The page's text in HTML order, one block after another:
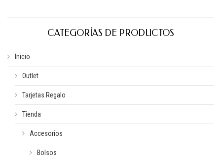
CATEGORÍAS DE PRODUCTOS
Inicio
Outlet
Tarjetas Regalo
Tienda
Accesorios
Bolsos